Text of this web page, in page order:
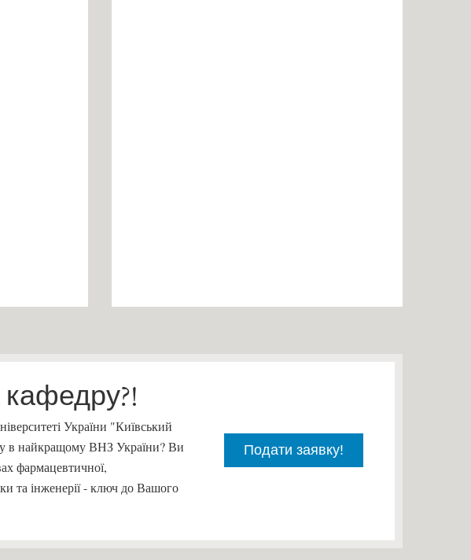
кафедру?!
України "Київський
в найкращому ВНЗ України? Ви
фармацевтичної,
та інженерії - ключ до Вашого
Подати заявку!